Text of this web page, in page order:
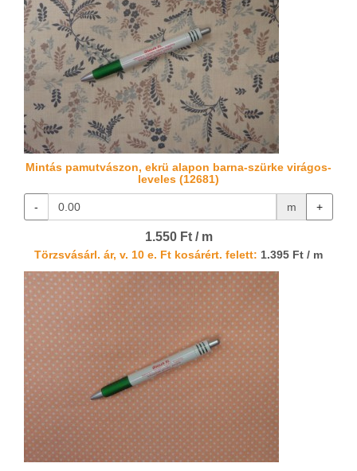
Mintás pamutvászon, ekrü alapon barna-szürke virágos-
leveles (12681)
- m +
1.550 Ft / m
Törzsvásárl. ár, v. 10 e. Ft kosárért. felett: 1.395 Ft / m